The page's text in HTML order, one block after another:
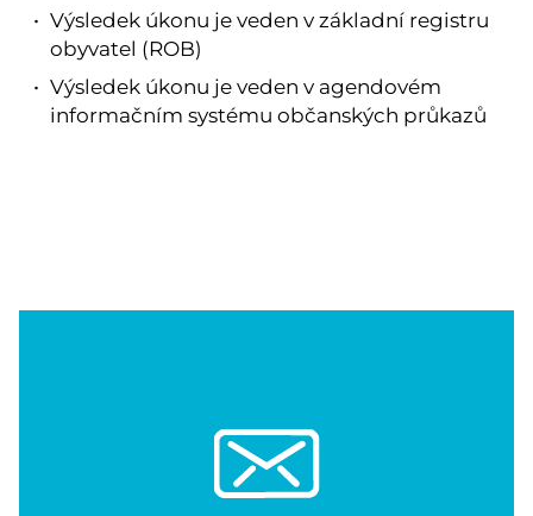
Výsledek úkonu je veden v základní registru
obyvatel (ROB)
Výsledek úkonu je veden v agendovém
informačním systému občanských průkazů